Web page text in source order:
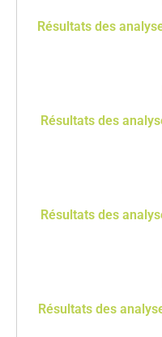
Résultats des
Résultats des
Résultats des
Résultats des